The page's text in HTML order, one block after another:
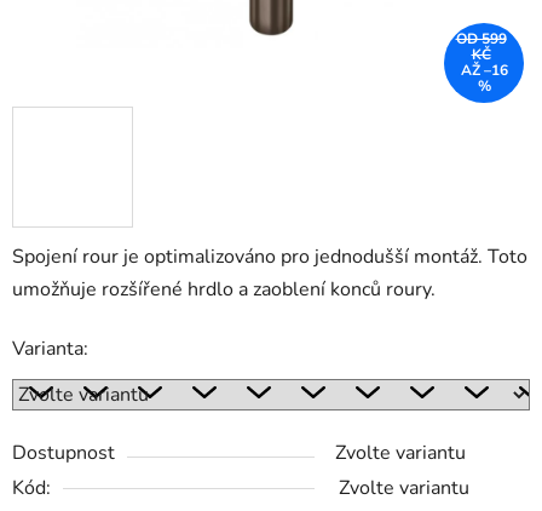
Spojení rour je optimalizováno pro jednodušší montáž. Toto
umožňuje rozšířené hrdlo a zaoblení konců roury.
Varianta:
Dostupnost
Zvolte variantu
Kód:
Zvolte variantu
OD 599
KČ
AŽ –16
%